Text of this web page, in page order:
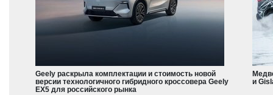
Geely раскрыла комплектации и стоимость новой
версии технологичного гибридного кроссовера Geely
EX5 для российского рынка
и